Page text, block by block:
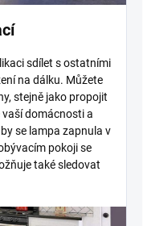
sdílet s ostatními
na dálku. Můžete
stejně jako propojit
domácnosti a
se lampa zapnula v
pokoji se
také sledovat